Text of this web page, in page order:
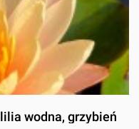
wodna, grzybień